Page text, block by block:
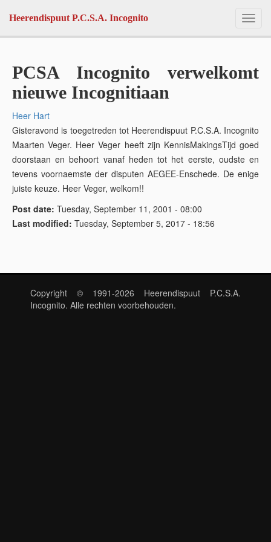
Heerendispuut P.C.S.A. Incognito
PCSA Incognito verwelkomt
nieuwe Incognitiaan
Heer Hart
Gisteravond is toegetreden tot Heerendispuut P.C.S.A. Incognito
Maarten Veger. Heer Veger heeft zijn KennisMakingsTijd goed
doorstaan en behoort vanaf heden tot het eerste, oudste en
tevens voornaemste der disputen AEGEE-Enschede. De enige
juiste keuze. Heer Veger, welkom!!
Post date: Tuesday, September 11, 2001 - 08:00
Last modified: Tuesday, September 5, 2017 - 18:56
Copyright © 1991-2026 Heerendispuut P.C.S.A.
Incognito. Alle rechten voorbehouden.